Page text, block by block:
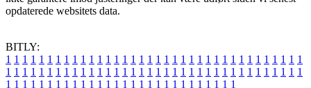
opdaterede websitets data.
BITLY:
1 1 1 1 1 1 1 1 1 1 1 1 1 1 1 1 1 1 1 1 1 1 1 1 1 1 1 1 1 1 1 1 1 1 1 1
1 1 1 1 1 1 1 1 1 1 1 1 1 1 1 1 1 1 1 1 1 1 1 1 1 1 1 1 1 1 1 1 1 1 1 1
1 1 1 1 1 1 1 1 1 1 1 1 1 1 1 1 1 1 1 1 1 1 1 1 1 1 1 1